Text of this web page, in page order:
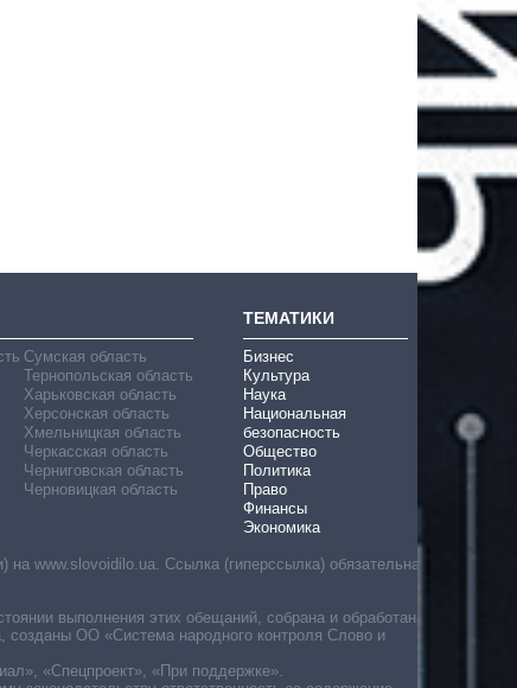
Сумская область
Тернопольская область
Харьковская область
Херсонская область
Хмельницкая область
Черкасская область
Черниговская область
Черновицкая область
ТЕМАТИКИ
Бизнес
Культура
Наука
Национальная
безопасность
Общество
Политика
Право
Финансы
Экономика
www.slovoidilo.ua. Ссылка (гиперссылка) обязательна
выполнения этих обещаний, собрана и обработана
ОО «Система народного контроля Слово и
«Спецпроект», «При поддержке».